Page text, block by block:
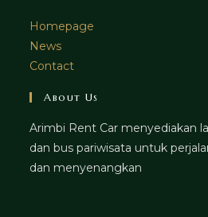
Homepage
News
Contact
About Us
Arimbi Rent Car menyediakan
dan bus pariwisata untuk
dan menyenangkan